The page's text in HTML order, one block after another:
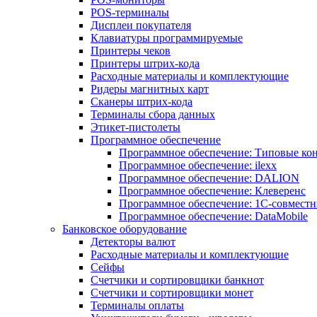
POS-терминалы
Дисплеи покупателя
Клавиатуры программируемые
Принтеры чеков
Принтеры штрих-кода
Расходные материалы и комплектующие
Ридеры магнитных карт
Сканеры штрих-кода
Терминалы сбора данных
Этикет-пистолеты
Программное обеспечение
Программное обеспечение: Типовые
Программное обеспечение: ilexx
Программное обеспечение: DALION
Программное обеспечение: Клеверенс
Программное обеспечение: 1С-
Программное обеспечение: DataMobile
Банковское оборудование
Детекторы валют
Расходные материалы и комплектующие
Сейфы
Счетчики и сортировщики банкнот
Счетчики и сортировщики монет
Терминалы оплаты